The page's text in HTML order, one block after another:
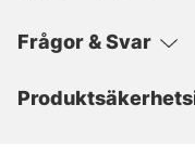
Frågor & Svar